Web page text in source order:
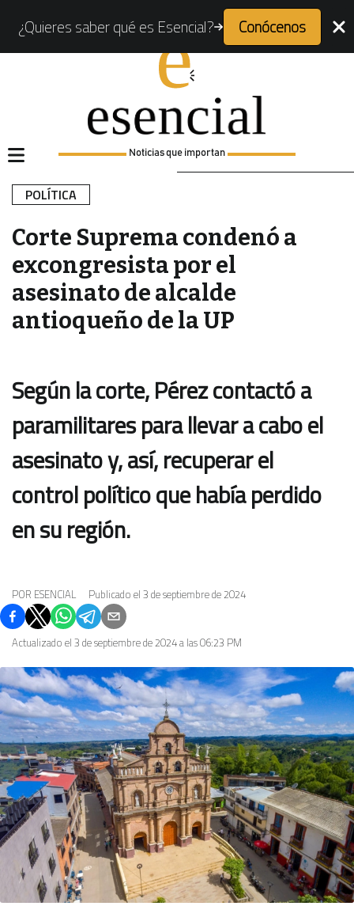
¿Quieres saber qué es Esencial? Conócenos
Noticias que importan
POLÍTICA
Corte Suprema condenó a
excongresista por el
asesinato de alcalde
antioqueño de la UP
Según la corte, Pérez contactó a
paramilitares para llevar a cabo el
asesinato y, así, recuperar el
control político que había perdido
en su región.
POR ESENCIAL Publicado el 3 de septiembre de 2024
Actualizado el3 de septiembre de 2024 a las 06:23 PM